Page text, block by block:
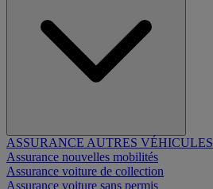
ASSURANCE AUTRES VÉHICULES
Assurance nouvelles mobilités
Assurance voiture de collection
Assurance voiture sans permis